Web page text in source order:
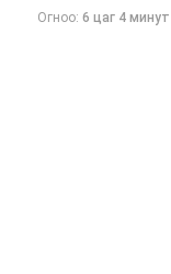
Огноо: 6 цаг 4 минут